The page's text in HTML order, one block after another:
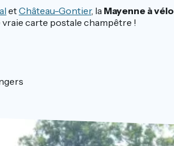
etChâteau-Gontier, la Mayenne à vélo
carte postale champêtre !